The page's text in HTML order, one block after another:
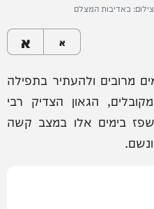
באדיבות המצלם
א א
מרובים ולהעתיר בתפילה
הגאון הצדיק רבי
בימים אלו במצב קשה